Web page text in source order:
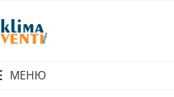
МЕНЮ